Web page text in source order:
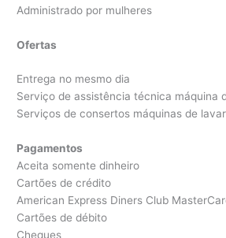
Administrado por mulheres
Ofertas
Entrega no mesmo dia
Serviço de assistência técnica máquina
Serviços de consertos máquinas de lavar
Pagamentos
Aceita somente dinheiro
Cartões de crédito
American Express Diners Club
Cartões de débito
Cheques